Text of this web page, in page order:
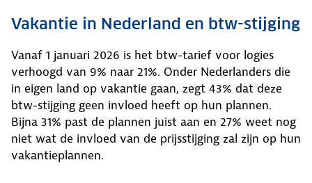
Vakantie in Nederland en btw-stijging
Vanaf 1 januari 2026 is het btw-tarief voor logies
verhoogd van 9% naar 21%. Onder Nederlanders die
in eigen land op vakantie gaan, zegt 43% dat deze
btw-stijging geen invloed heeft op hun plannen.
Bijna 31% past de plannen juist aan en 27% weet nog
niet wat de invloed van de prijsstijging zal zijn op hun
vakantieplannen.